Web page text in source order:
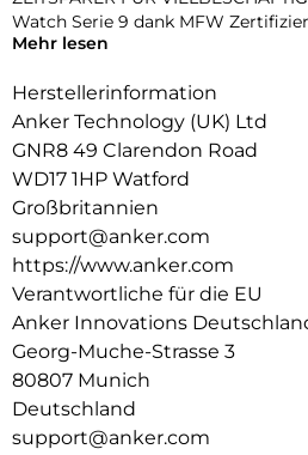
Watch Serie 9 dank MFW
auf 47% Akku auf – viel schneller
3-in-1 APPLE LADEGERÄT: Lade
Watch gleichzeitig, und nutze den
verstellbaren Handy-Ständer als
Das ultimative Ladeerlebnis:
kompatibel
und angetrieben von einem
Vertraue auf das individuell
seiner hochleitfähigen
stabile 15W-Ladung unterstützt
Design für überlegene
Schneller laden. Smart leben.: Die
von Anker in Kombination mit Qi2-
Mehr lesen
Herstellerinformation
Anker Technology (UK) Ltd
GNR8 49 Clarendon Road
WD17 1HP Watford
Großbritannien
support@anker.com
https://www.anker.com
Verantwortliche für die EU
Anker Innovations
Georg-Muche-Strasse 3
80807 Munich
Deutschland
support@anker.com